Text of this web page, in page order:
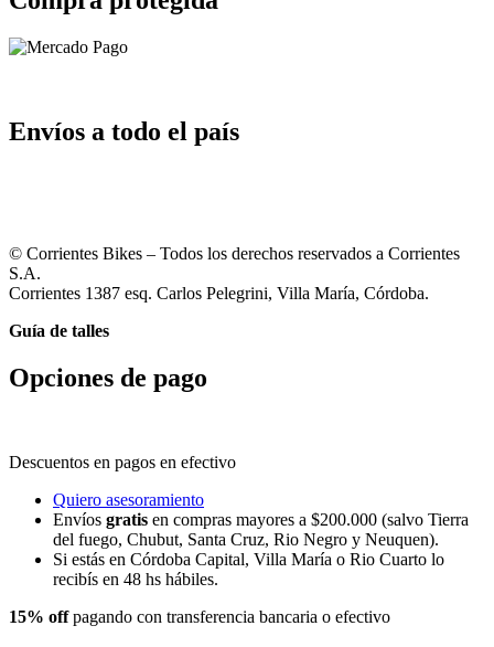
Envíos a todo el país
© Corrientes Bikes – Todos los derechos reservados a Corrientes
S.A.
Corrientes 1387 esq. Carlos Pelegrini, Villa María, Córdoba.
Guía de talles
Opciones de pago
Descuentos en pagos en efectivo
Quiero asesoramiento
Envíos gratis en compras mayores a $200.000 (salvo Tierra
del fuego, Chubut, Santa Cruz, Rio Negro y Neuquen).
Si estás en Córdoba Capital, Villa María o Rio Cuarto lo
recibís en 48 hs hábiles.
15% offpagando con transferencia bancaria o efectivo